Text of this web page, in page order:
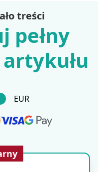
treści
pełny
EUR